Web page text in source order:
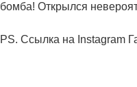
бомба! Открылся
PS. Cсылка на Instagram